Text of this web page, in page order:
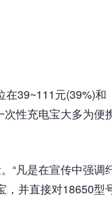
在39~111元(39%)和
性充电宝大多为便
“凡是在宣传中强调
，并直接对18650型